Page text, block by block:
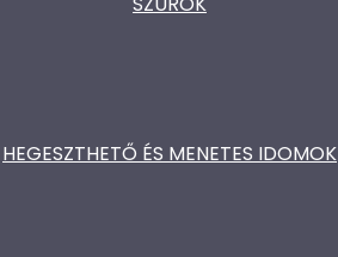
HEGESZTHETŐ ÉS MENETES IDOMOK